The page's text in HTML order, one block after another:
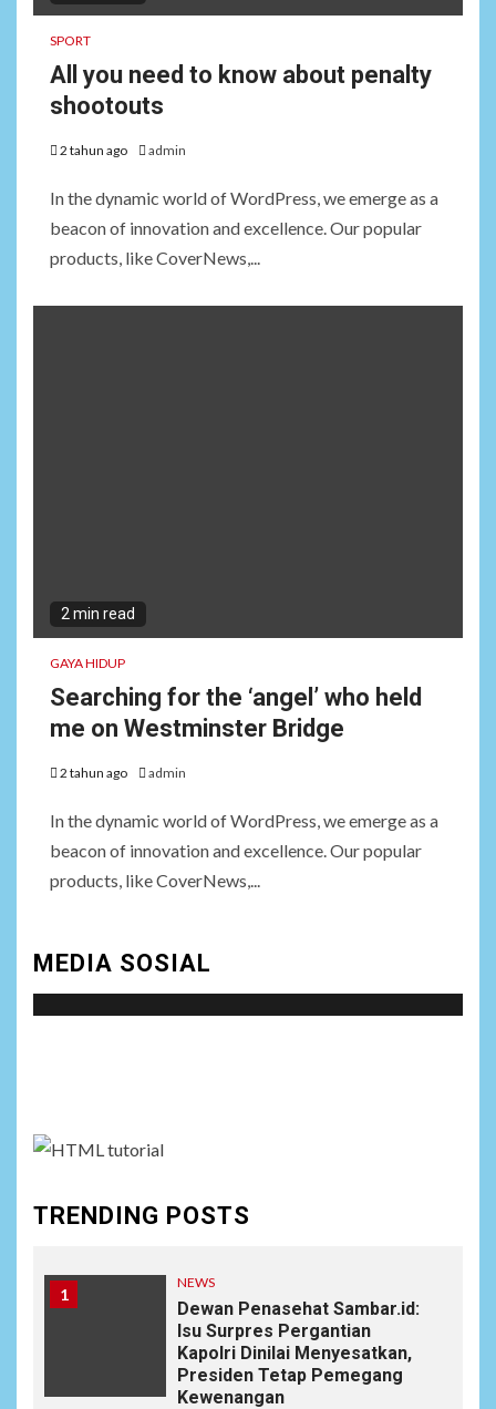
SPORT
All you need to know about penalty
shootouts
2 tahun ago admin
In the dynamic world of WordPress, we emerge as a
beacon of innovation and excellence. Our popular
products, like CoverNews,...
2 min read
GAYA HIDUP
Searching for the ‘angel’ who held
me on Westminster Bridge
2 tahun ago admin
In the dynamic world of WordPress, we emerge as a
beacon of innovation and excellence. Our popular
products, like CoverNews,...
MEDIA SOSIAL
TRENDING POSTS
1
NEWS
Dewan Penasehat Sambar.id:
Isu Surpres Pergantian
Kapolri Dinilai Menyesatkan,
Presiden Tetap Pemegang
Kewenangan